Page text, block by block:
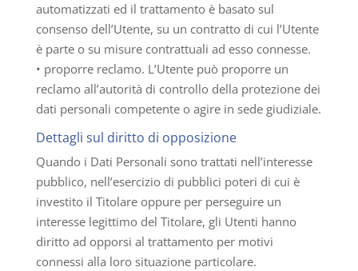
automatizzati ed il trattamento è basato sul
consenso dell’Utente, su un contratto di cui l’Utente
è parte o su misure contrattuali ad esso connesse.
• proporre reclamo. L’Utente può proporre un
reclamo all’autorità di controllo della protezione dei
dati personali competente o agire in sede giudiziale.
Dettagli sul diritto di opposizione
Quando i Dati Personali sono trattati nell’interesse
pubblico, nell’esercizio di pubblici poteri di cui è
investito il Titolare oppure per perseguire un
interesse legittimo del Titolare, gli Utenti hanno
diritto ad opporsi al trattamento per motivi
connessi alla loro situazione particolare.